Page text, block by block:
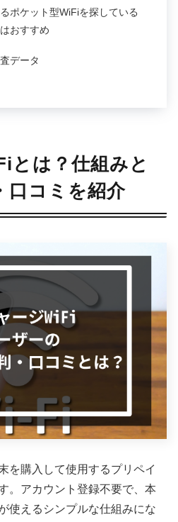
ポケット型WiFiを探している
おすすめ
データ
とは？仕組みと
口コミを紹介
を購入して使用するプリペイ
。アカウント登録不要で、本
使えるシンプルな仕組みにな